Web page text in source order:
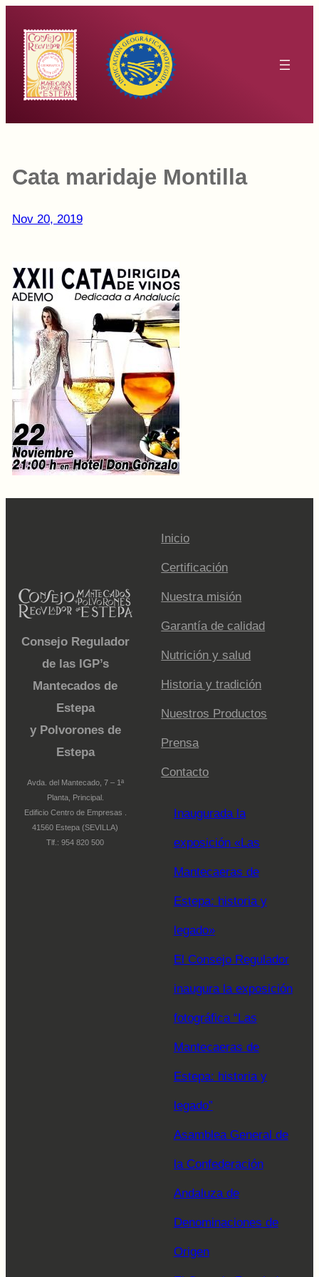
contenido
Cata maridaje Montilla
Nov 20, 2019
Consejo Regulador
de las IGP’s
Mantecados de
Estepa
y Polvorones de
Estepa
Avda. del Mantecado, 7 – 1ª
Planta, Principal.
Edificio Centro de Empresas .
41560 Estepa (SEVILLA)
Tlf.: 954 820 500
Inicio
Certificación
Nuestra misión
Garantía de calidad
Nutrición y salud
Historia y tradición
Nuestros Productos
Prensa
Contacto
Inaugurada la
exposición «Las
Mantecaeras de
Estepa: historia y
legado»
El Consejo Regulador
inaugura la exposición
fotográfica “Las
Mantecaeras de
Estepa: historia y
legado”
Asamblea General de
la Confederación
Andaluza de
Denominaciones de
Origen